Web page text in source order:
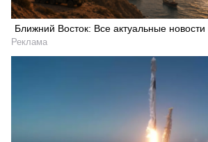
Ближний Восток: Все актуальные
Реклама